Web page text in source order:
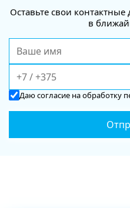
Оставьте свои
в
Даюсогласие на обработку